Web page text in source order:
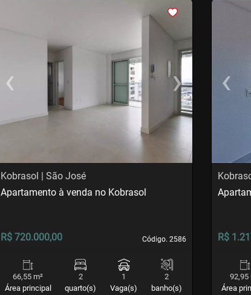
‹
Previous ›
Next
Kobrasol | São José
Código. 2586
Código. 2586
Apartamento à venda no Kobrasol
R$ 720.000,00
66,55 m²
Área principal
2
quarto(s)
1
Vaga(s)
2
banho(s)
<
‹
R$
92,95
Área